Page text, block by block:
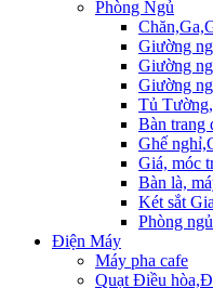
Phòng Ngủ
Giường
Giường
Giường
Tủ
Bàn trang
Ghế
Giá, móc
Bàn là,
Két sắt
Phòng
Điện Máy
Máy pha cafe
Quạt Điều